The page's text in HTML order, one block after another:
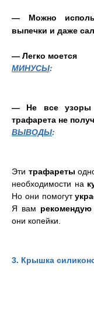
— Можно
выпечки и даже
— Легко моется
МИНУСЫ:
— Не все узоры
трафарета не
ВЫВОДЫ:
Эти трафареты
необходимости на
Но они помогут
Я вам рекомендую
они копейки.
3. Крышка